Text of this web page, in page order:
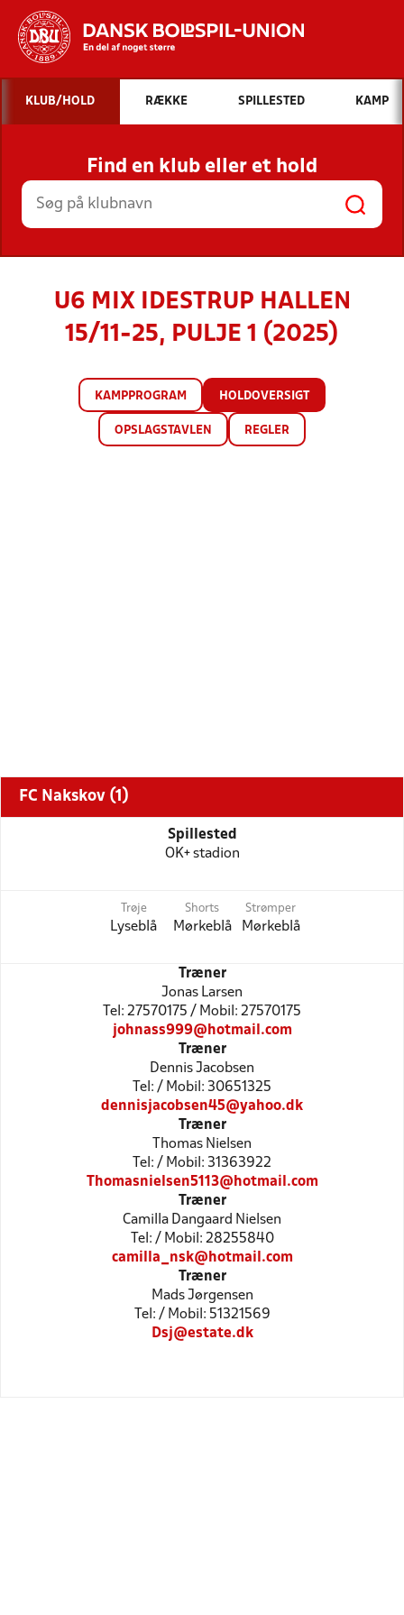
Hvad vil du søge efter?
INDHOLD OG NYHEDER
STILLINGER, RESULTATER, KLUBBER OG
HOLD
KLUB/HOLD RÆKKE SPILLESTED KAMP
Find en klub eller et hold
U6 MIX IDESTRUP HALLEN
15/11-25, PULJE 1 (2025)
KAMPPROGRAM HOLDOVERSIGT
OPSLAGSTAVLEN REGLER
FC Nakskov (1)
Spillested
OK+ stadion
Trøje
Lyseblå
Shorts
Mørkeblå
Strømper
Mørkeblå
Træner
Jonas Larsen
Tel: 27570175 / Mobil: 27570175
johnass999@hotmail.com
Træner
Dennis Jacobsen
Tel: / Mobil: 30651325
dennisjacobsen45@yahoo.dk
Træner
Thomas Nielsen
Tel: / Mobil: 31363922
Thomasnielsen5113@hotmail.com
Træner
Camilla Dangaard Nielsen
Tel: / Mobil: 28255840
camilla_nsk@hotmail.com
Træner
Mads Jørgensen
Tel: / Mobil: 51321569
Dsj@estate.dk